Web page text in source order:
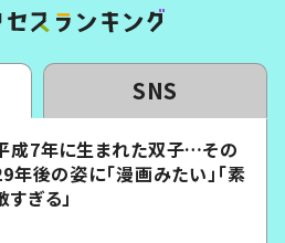
SNS
成7年に生まれた双子…その
年後の姿に「漫画みたい」「素
すぎる」